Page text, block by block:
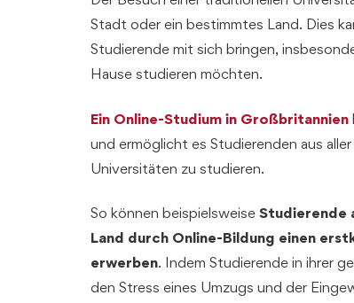
Stadt oder ein bestimmtes Land. Dies
Studierende mit sich bringen,
Hause studieren möchten.
Ein Online-Studium in Großbritannien
und ermöglicht es Studierenden aus
Universitäten zu studieren.
So können beispielsweise Studierende
Land durch Online-Bildung einen
erwerben. Indem Studierende in ihrer
den Stress eines Umzugs und der